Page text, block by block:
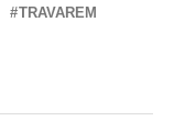
TRAVAREM